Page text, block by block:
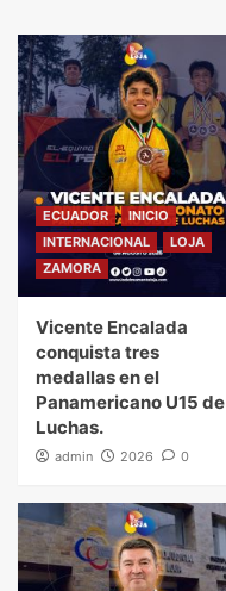
ECUADOR
INICIO
INTERNACIONAL
LOJA
ZAMORA
Vicente Encalada
conquista tres
medallas en el
Panamericano U15 de
Luchas.
admin 2026 0